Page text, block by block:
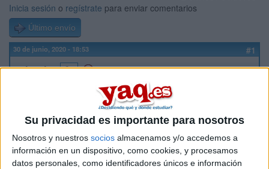
Su privacidad es importante para nosotros
Nosotros y nuestros socios almacenamos y/o accedemos a
información en un dispositivo, como cookies, y procesamos
datos personales, como identificadores únicos e información
Inicia sesión o regístrate para enviar comentarios
Último envío
30 de junio, 2020 - 18:53 #1
mlpzzhr
Desconectado
Buenas tardes, este año me presento a Selectividad en
Mi duda es que si en el examen de Historia de España
preguntas sobre la Dictadura Franquista: caraterísticas y
apoyos sociales, ¿hay que hablar solo de las características
y los apoyos sociales o de toda la Dictadura?